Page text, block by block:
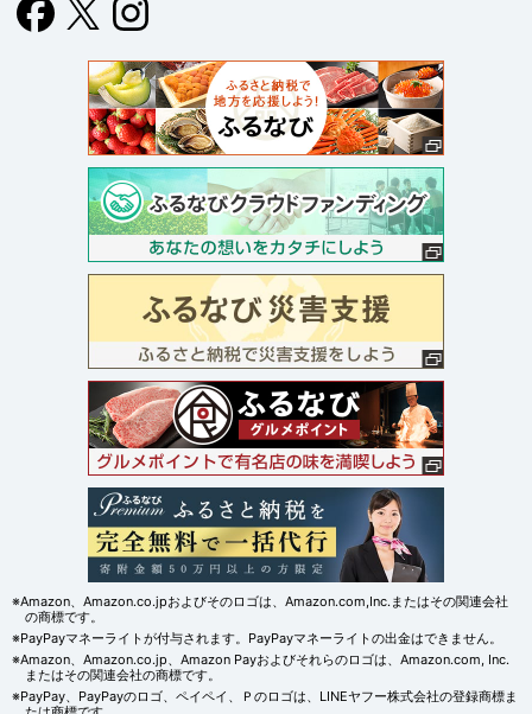
※Amazon、Amazon.co.jpおよびそのロゴは、Amazon.com,Inc.またはその関連会社
の商標です。
※PayPayマネーライトが付与されます。PayPayマネーライトの出金はできません。
※Amazon、Amazon.co.jp、Amazon Payおよびそれらのロゴは、Amazon.com, Inc.
またはその関連会社の商標です。
※PayPay、PayPayのロゴ、ペイペイ、Ｐのロゴは、LINEヤフー株式会社の登録商標ま